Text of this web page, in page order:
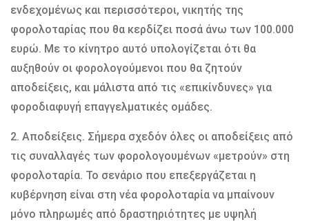
ενδεχομένως και περισσότεροι, νικητής της
φορολοταρίας που θα κερδίζει ποσά άνω των 100.000
ευρώ. Με το κίνητρο αυτό υπολογίζεται ότι θα
αυξηθούν οι φορολογούμενοι που θα ζητούν
αποδείξεις, και μάλιστα από τις «επικίνδυνες» για
φοροδιαφυγή επαγγελματικές ομάδες.
2. Αποδείξεις. Σήμερα σχεδόν όλες οι αποδείξεις από
τις συναλλαγές των φορολογουμένων «μετρούν» στη
φορολοταρία. Το σενάριο που επεξεργάζεται η
κυβέρνηση είναι στη νέα φορολοταρία να μπαίνουν
μόνο πληρωμές από δραστηριότητες με υψηλή